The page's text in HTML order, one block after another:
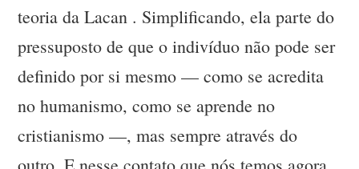
teoria da Lacan . Simplificando, ela parte do
pressuposto de que o indivíduo não pode ser
definido por si mesmo — como se acredita
no humanismo, como se aprende no
cristianismo —, mas sempre através do